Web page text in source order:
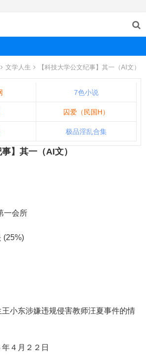
文学人生 【科技大学公文纪事】其一（AI文）
7色小说
囚爱（民国H）
极品淫乱合集
】其一（AI文）
一会所
(25%)
东涉嫌违规侵害教师汪夏事件的情
４月２２日